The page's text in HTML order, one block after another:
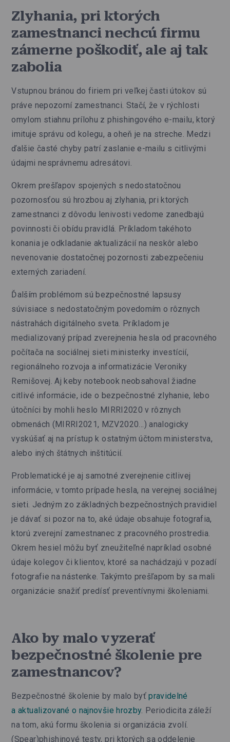
Zlyhania, pri ktorých
zamestnanci nechcú firmu
zámerne poškodiť, ale aj tak
zabolia
Vstupnou bránou do firiem pri veľkej časti útokov sú
práve nepozorní zamestnanci. Stačí, že v rýchlosti
omylom stiahnu prílohu z phishingového e-mailu, ktorý
imituje správu od kolegu, a oheň je na streche. Medzi
ďalšie časté chyby patrí zaslanie e-mailu s citlivými
údajmi nesprávnemu adresátovi.
Okrem prešľapov spojených s nedostatočnou
pozornosťou sú hrozbou aj zlyhania, pri ktorých
zamestnanci z dôvodu lenivosti vedome zanedbajú
povinnosti či obídu pravidlá. Príkladom takéhoto
konania je odkladanie aktualizácií na neskôr alebo
nevenovanie dostatočnej pozornosti zabezpečeniu
externých zariadení.
Ďalším problémom sú bezpečnostné lapsusy
súvisiace s nedostatočným povedomím o rôznych
nástrahách digitálneho sveta. Príkladom je
medializovaný prípad zverejnenia hesla od pracovného
počítača na sociálnej sieti ministerky investícií,
regionálneho rozvoja a informatizácie Veroniky
Remišovej. Aj keby notebook neobsahoval žiadne
citlivé informácie, ide o bezpečnostné zlyhanie, lebo
útočníci by mohli heslo MIRRI2020 v rôznych
obmenách (MIRRI2021, MZV2020…) analogicky
vyskúšať aj na prístup k ostatným účtom ministerstva,
alebo iných štátnych inštitúcií.
Problematické je aj samotné zverejnenie citlivej
informácie, v tomto prípade hesla, na verejnej sociálnej
sieti. Jedným zo základných bezpečnostných pravidiel
je dávať si pozor na to, aké údaje obsahuje fotografia,
ktorú zverejní zamestnanec z pracovného prostredia.
Okrem hesiel môžu byť zneužiteľné napríklad osobné
údaje kolegov či klientov, ktoré sa nachádzajú v pozadí
fotografie na nástenke. Takýmto prešľapom by sa mali
organizácie snažiť predísť preventívnymi školeniami.
Ako by malo vyzerať
bezpečnostné školenie pre
zamestnancov?
Bezpečnostné školenie by malo byťpravidelné
a aktualizované o najnovšie hrozby. Periodicita záleží
na tom, akú formu školenia si organizácia zvolí.
(Spear)phishinové testy, pri ktorých sa oddelenie